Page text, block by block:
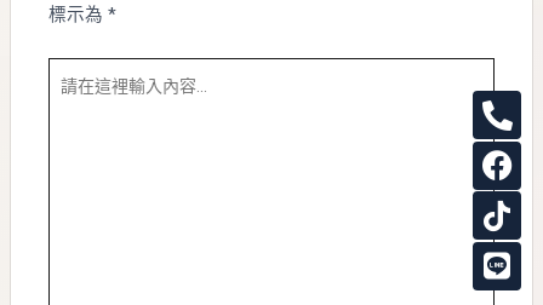
標示為*
請
h
o
n
e
-
a
a
c
e
b
o
o
i
k
t
o
k
i
n
e